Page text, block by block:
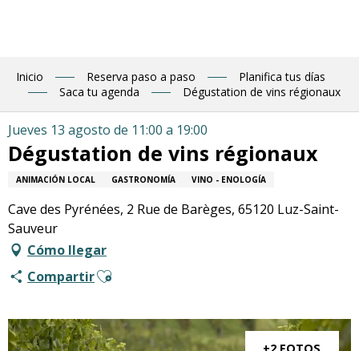
Inicio Reserva paso a paso
Planifica tus días
Saca tu agenda
Dégustation de vins régionaux
Jueves 13 agosto de 11:00 a 19:00
Dégustation de vins régionaux
ANIMACIÓN LOCAL GASTRONOMÍA VINO - ENOLOGÍA
Cave des Pyrénées, 2 Rue de Barèges, 65120 Luz-Saint-
Sauveur
Cómo llegar
CompartirAjouter aux favoris